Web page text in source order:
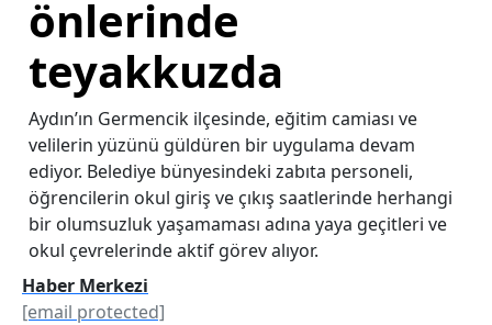
önlerinde
teyakkuzda
Aydın’ın Germencik ilçesinde, eğitim camiası ve
velilerin yüzünü güldüren bir uygulama devam
ediyor. Belediye bünyesindeki zabıta personeli,
öğrencilerin okul giriş ve çıkış saatlerinde herhangi
bir olumsuzluk yaşamaması adına yaya geçitleri ve
okul çevrelerinde aktif görev alıyor.
Haber Merkezi
[email protected]